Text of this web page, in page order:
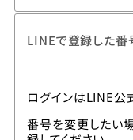
LINEで登録した番
ログインはLINE公
番号を変更したい